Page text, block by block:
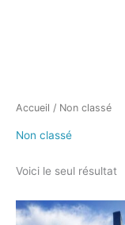
Accueil / Non classé
Non classé
Voici le seul résultat